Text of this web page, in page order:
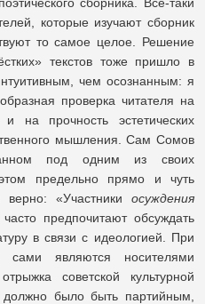
которые изучают сборник
то самое целое. Решение
текстов тоже пришло в
чем осознанным: я
проверка читателя на
на прочность эстетических
мышления. Сам Сомов
под одним из своих
предельно прямо и чуть
«Участники осуждения
предпочитают обсуждать
в связи с идеологией. При
являются носителями
советской культурной
должно было быть партийным,